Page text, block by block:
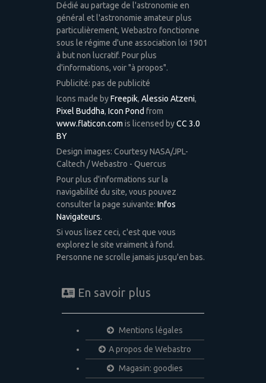
Dédié au partage de l'astronomie en
général et l'astronomie amateur plus
particulièrement, Webastro fonctionne
sous le régime d'une association loi 1901
à but non lucratif. Pour plus
d'informations, voir "à propos".
Publicité: pas de publicité
Icons made byFreepik, Alessio Atzeni,
Pixel Buddha, Icon Pond from
www.flaticon.com is licensed byCC 3.0
BY
Design images: Courtesy NASA/JPL-
Caltech / Webastro - Quercus
Pour plus d'informations sur la
navigabilité du site, vous pouvez
consulter la page suivante: Infos
Navigateurs.
Si vous lisez ceci, c'est que vous
explorez le site vraiment à fond.
Personne ne scrolle jamais jusqu'en bas.
En savoir plus
Mentions légales
A propos de Webastro
Magasin: goodies